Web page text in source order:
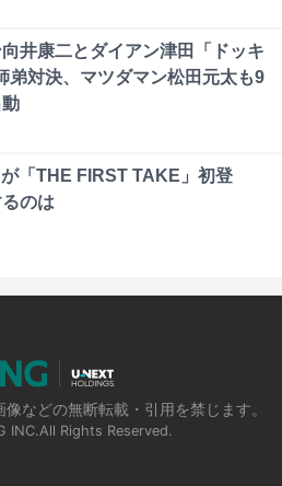
井康二とダイアン津田「ドッキ
弟対決、マツダマン松田元太も9
「THE FIRST TAKE」初登
のは
などの無断転載・引用を禁じます。
INC.All Rights Reserved.